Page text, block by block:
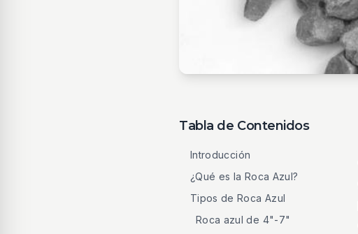
Tabla de Contenidos
Introducción
¿Qué es la Roca Azul?
Tipos de Roca Azul
Roca azul de 4"-7"